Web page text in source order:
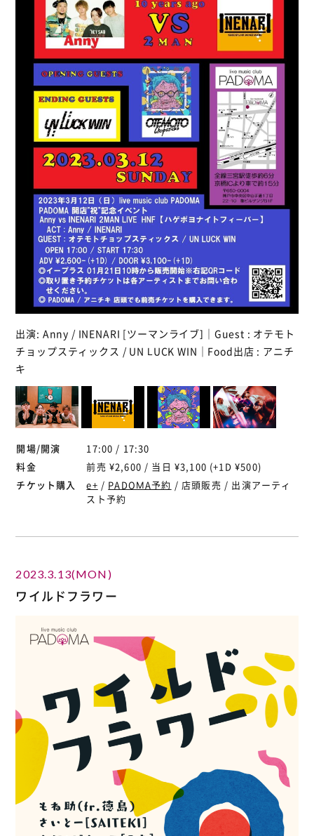
出演: Anny / INENARI [ツーマンライブ]｜Guest : オテモト
チョップスティックス / UN LUCK WIN｜Food出店 : アニチ
キ
開場/開演
17:00 / 17:30
料金
前売 ¥2,600 / 当日 ¥3,100 (+1D ¥500)
チケット購入
e+ / PADOMA予約 / 店頭販売 / 出演アーティ
スト予約
2023.3.13(MON)
ワイルドフラワー